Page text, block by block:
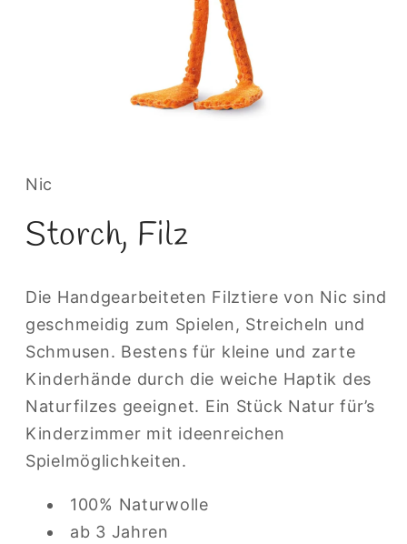
Modal
öffnen
Nic
Storch, Filz
Die Handgearbeiteten Filztiere von Nic sind
geschmeidig zum Spielen, Streicheln und
Schmusen. Bestens für kleine und zarte
Kinderhände durch die weiche Haptik des
Naturfilzes geeignet. Ein Stück Natur für’s
Kinderzimmer mit ideenreichen
Spielmöglichkeiten.
100% Naturwolle
ab 3 Jahren